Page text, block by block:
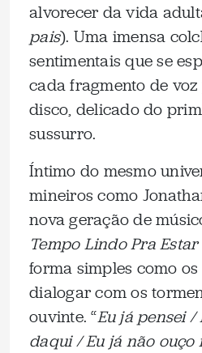
alvorecer da vida
pais). Uma imensa
sentimentais que se
cada fragmento de
disco, delicado do
sussurro.
Íntimo do mesmo
mineiros como
nova geração de
Tempo Lindo Pra
forma simples como
dialogar com os
ouvinte. “Eu já pensei /
daqui / Eu já não ouço